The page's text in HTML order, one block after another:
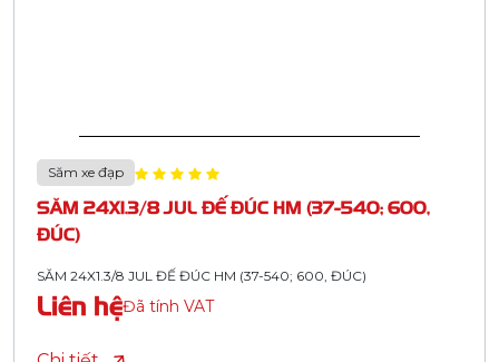
Săm xe đạp
SĂM 24X1.3/8 JUL ĐẾ ĐÚC HM (37-540; 600,
ĐÚC)
SĂM 24X1.3/8 JUL ĐẾ ĐÚC HM (37-540; 600, ĐÚC)
Liên hệĐã tính VAT